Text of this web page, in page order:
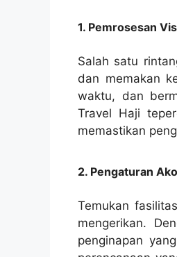
1. Pemrosesan
Salah satu
dan memakan
waktu, dan
Travel Haji
memastikan
2. Pengaturan
Temukan
mengerikan.
penginapan